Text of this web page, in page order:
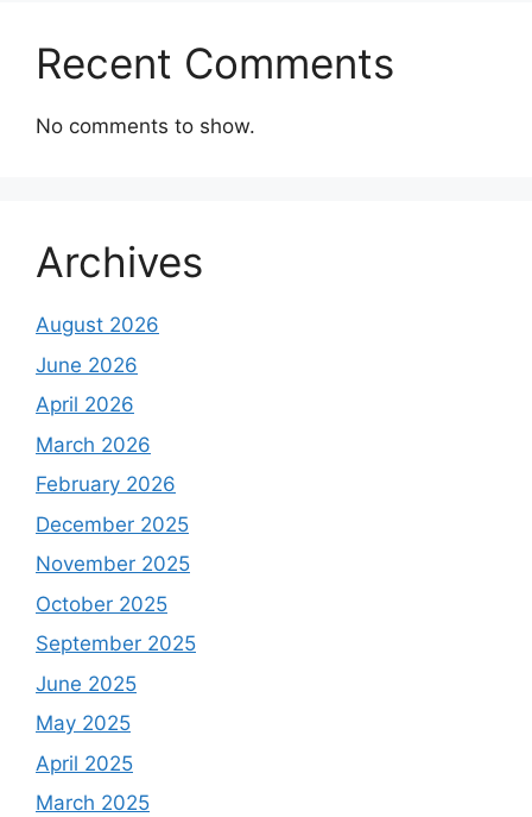
Recent Comments
No comments to show.
Archives
August 2026
June 2026
April 2026
March 2026
February 2026
December 2025
November 2025
October 2025
September 2025
June 2025
May 2025
April 2025
March 2025